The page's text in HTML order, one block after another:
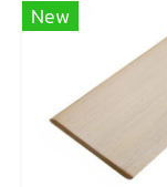
New